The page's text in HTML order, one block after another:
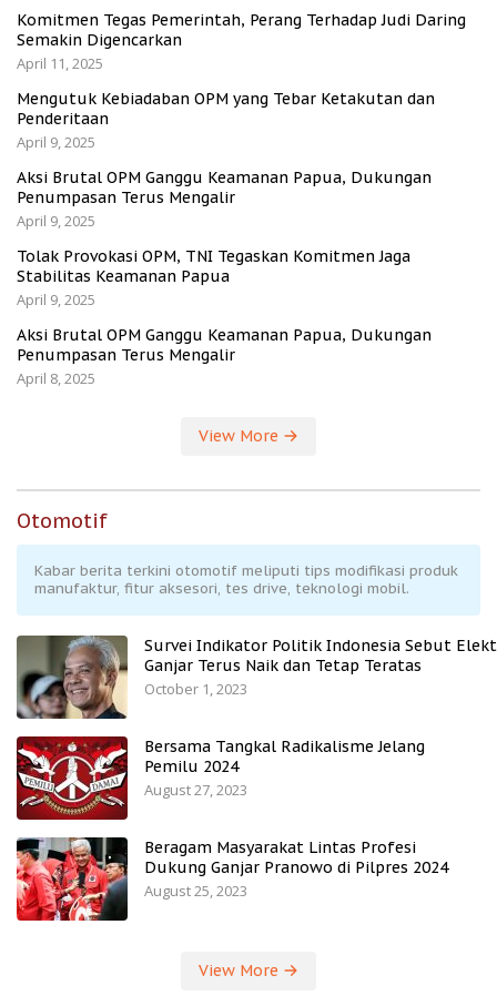
Komitmen Tegas Pemerintah, Perang Terhadap Judi Daring
Semakin Digencarkan
April 11, 2025
Mengutuk Kebiadaban OPM yang Tebar Ketakutan dan
Penderitaan
April 9, 2025
Aksi Brutal OPM Ganggu Keamanan Papua, Dukungan
Penumpasan Terus Mengalir
April 9, 2025
Tolak Provokasi OPM, TNI Tegaskan Komitmen Jaga
Stabilitas Keamanan Papua
April 9, 2025
Aksi Brutal OPM Ganggu Keamanan Papua, Dukungan
Penumpasan Terus Mengalir
April 8, 2025
View More
Otomotif
Kabar berita terkini otomotif meliputi tips modifikasi produk
manufaktur, fitur aksesori, tes drive, teknologi mobil.
Survei Indikator Politik Indonesia Sebut
Ganjar Terus Naik dan Tetap Teratas
October 1, 2023
Bersama Tangkal Radikalisme Jelang
Pemilu 2024
August 27, 2023
Beragam Masyarakat Lintas Profesi
Dukung Ganjar Pranowo di Pilpres 2024
August 25, 2023
View More